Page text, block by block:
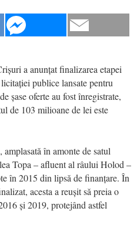
a anunțat finalizarea etapei
publice lansate pentru
șase oferte au fost înregistrate,
de 103 milioane de lei este
în amonte de satul
Topa – afluent al râului Holod –
în 2015 din lipsă de finanțare. În
acesta a reușit să preia o
și 2019, protejând astfel